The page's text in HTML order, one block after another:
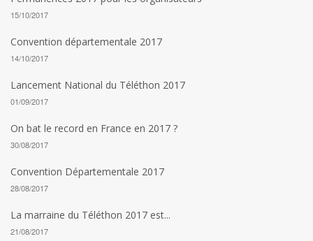
15/10/2017
Convention départementale 2017
14/10/2017
Lancement National du Téléthon 2017
01/09/2017
On bat le record en France en 2017 ?
30/08/2017
Convention Départementale 2017
28/08/2017
La marraine du Téléthon 2017 est...
21/08/2017